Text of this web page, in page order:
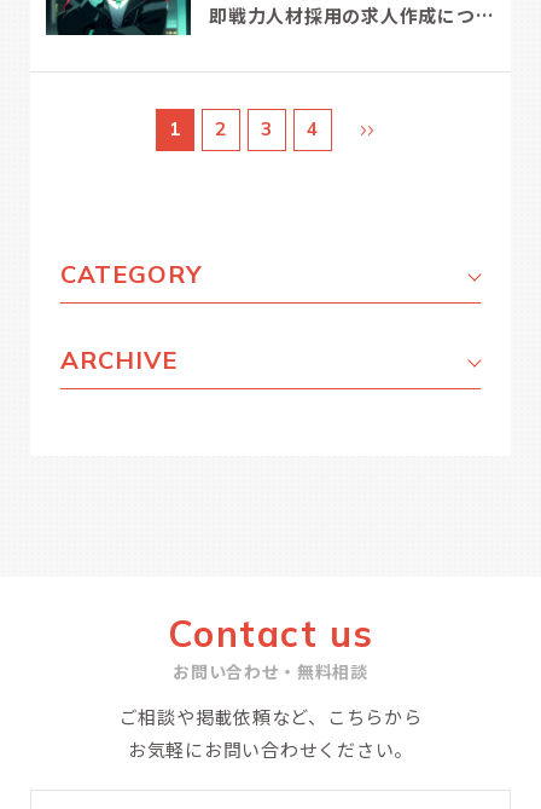
即戦力人材採用の求人作成につい
1 2 3 4
CATEGORY
ARCHIVE
Contact us
お問い合わせ・無料相談
ご相談や掲載依頼など、こちらから
お気軽にお問い合わせください。